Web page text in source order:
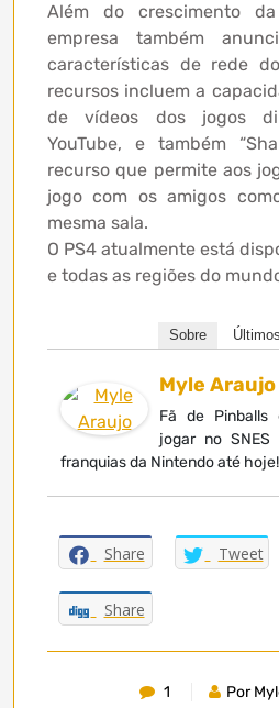
Além do crescimento
empresa também
características de rede
recursos incluem a
de vídeos dos jogos
YouTube, e também
recurso que permite aos
jogo com os amigos
mesma sala.
O PS4 atualmente está
e todas as regiões do
Sobre
Myle Araujo
Fã de Pinballs
jogar no
franquias da Nintendo até hoje!
Share Tweet
Share
1 Por